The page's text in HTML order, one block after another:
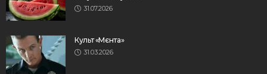
31.07.2026
Культ «Мєнта»
31.03.2026